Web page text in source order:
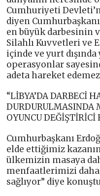
Cumhuriyeti
diyen
en büyük darbesinin
Silahlı Kuvvetleri ve
içinde ve yurt
operasyonlar
adeta hareket
“LİBYA’DA DARBECİ
DURDURULMASINDA
OYUNCU DEĞİŞTİRİCİ
Cumhurbaşkanı
elde ettiğimiz
ülkemizin masaya
menfaatlerimizi
sağlıyor” diye